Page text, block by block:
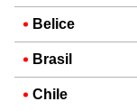
Belice
Brasil
Chile